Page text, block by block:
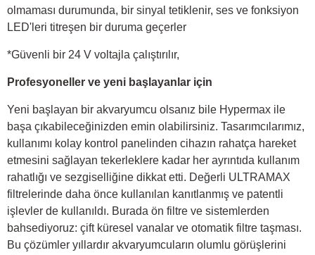
olmaması durumunda, bir sinyal tetiklenir, ses ve fonksiyon
LED'leri titreşen bir duruma geçerler
*Güvenli bir 24 V voltajla çalıştırılır,
Profesyoneller ve yeni başlayanlar için
Yeni başlayan bir akvaryumcu olsanız bile Hypermax ile
başa çıkabileceğinizden emin olabilirsiniz. Tasarımcılarımız,
kullanımı kolay kontrol panelinden cihazın rahatça hareket
etmesini sağlayan tekerleklere kadar her ayrıntıda kullanım
rahatlığı ve sezgiselliğine dikkat etti. Değerli ULTRAMAX
filtrelerinde daha önce kullanılan kanıtlanmış ve patentli
işlevler de kullanıldı. Burada ön filtre ve sistemlerden
bahsediyoruz: çift küresel vanalar ve otomatik filtre taşması.
Bu çözümler yıllardır akvaryumcuların olumlu görüşlerini